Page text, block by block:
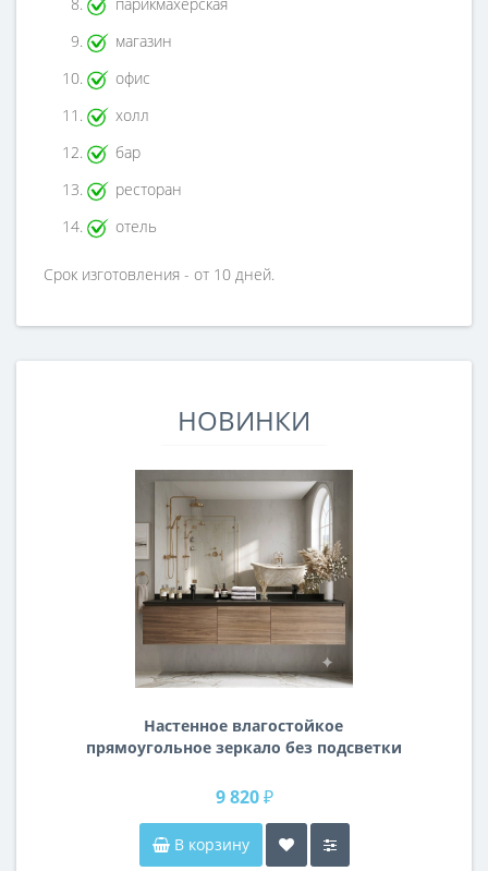
магазин
офис
холл
бар
ресторан
отель
Срок изготовления - от 10 дней.
НОВИНКИ
Настенное влагостойкое
прямоугольное зеркало без подсветки
9 820 ₽
В корзину